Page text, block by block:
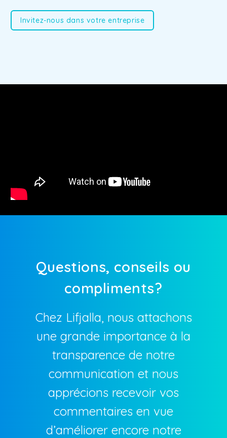
Invitez-nous dans votre entreprise
Questions, conseils ou
compliments?
Chez Lifjalla, nous attachons
une grande importance à la
transparence de notre
communication et nous
apprécions recevoir vos
commentaires en vue
d’améliorer encore notre